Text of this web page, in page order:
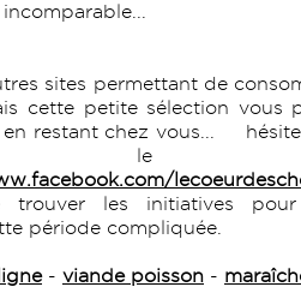
sites permettant de
cette petite sélection vous
restant chez vous...
le
trouver les initiatives
période compliquée.
- viande poisson -